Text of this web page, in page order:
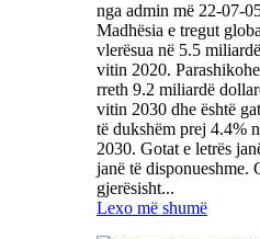
nga admin më 22-07-
Madhësia e tregut
vlerësua në 5.5
vitin 2020.
rreth 9.2 miliardë
vitin 2030 dhe është
të dukshëm prej 4.4%
2030. Gotat e letrës
janë të disponueshme.
gjerësisht...
Lexo më shumë